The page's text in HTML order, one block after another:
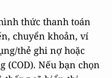
thức thanh toán
chuyển khoản, ví
thẻ ghi nợ hoặc
Nếu bạn chọn